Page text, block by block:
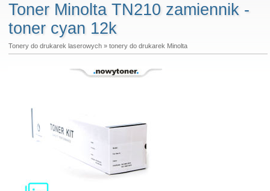
Toner Minolta TN210 zamiennik -
toner cyan 12k
Tonery do drukarek laserowych» tonery do drukarek Minolta